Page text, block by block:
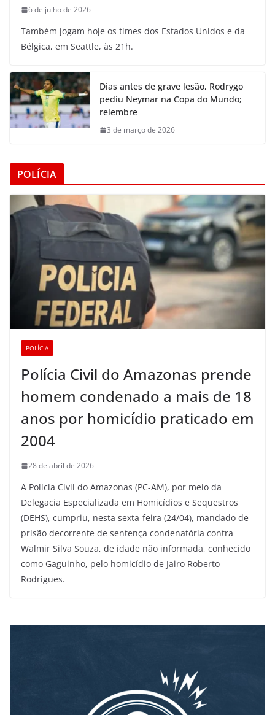
6 de julho de 2026
Também jogam hoje os times dos Estados Unidos e da
Bélgica, em Seattle, às 21h.
Dias antes de grave lesão, Rodrygo
pediu Neymar na Copa do Mundo;
relembre
3 de março de 2026
POLÍCIA
POLÍCIA
Polícia Civil do Amazonas prende
homem condenado a mais de 18
anos por homicídio praticado em
2004
28 de abril de 2026
A Polícia Civil do Amazonas (PC-AM), por meio da
Delegacia Especializada em Homicídios e Sequestros
(DEHS), cumpriu, nesta sexta-feira (24/04), mandado de
prisão decorrente de sentença condenatória contra
Walmir Silva Souza, de idade não informada, conhecido
como Gaguinho, pelo homicídio de Jairo Roberto
Rodrigues.